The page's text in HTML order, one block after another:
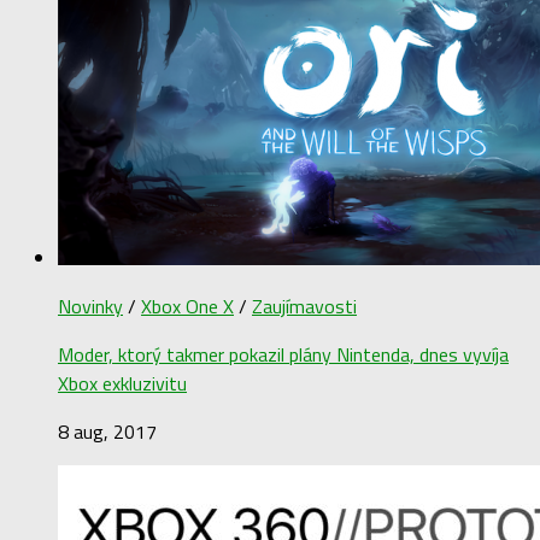
Novinky/ Xbox One X/ Zaujímavosti
Moder, ktorý takmer pokazil plány Nintenda, dnes vyvíja
Xbox exkluzivitu
8 aug, 2017